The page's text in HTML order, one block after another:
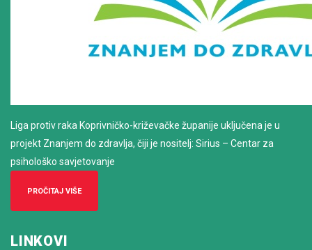
Liga protiv raka Koprivničko-križevačke županije uključena je u
projekt Znanjem do zdravlja, čiji je nositelj: Sirius – Centar za
psihološko savjetovanje
PROČITAJ VIŠE
LINKOVI